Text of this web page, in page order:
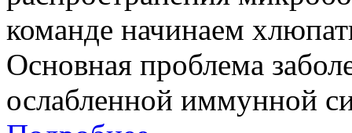
команде начинаем
Основная проблема
ослабленной иммунной